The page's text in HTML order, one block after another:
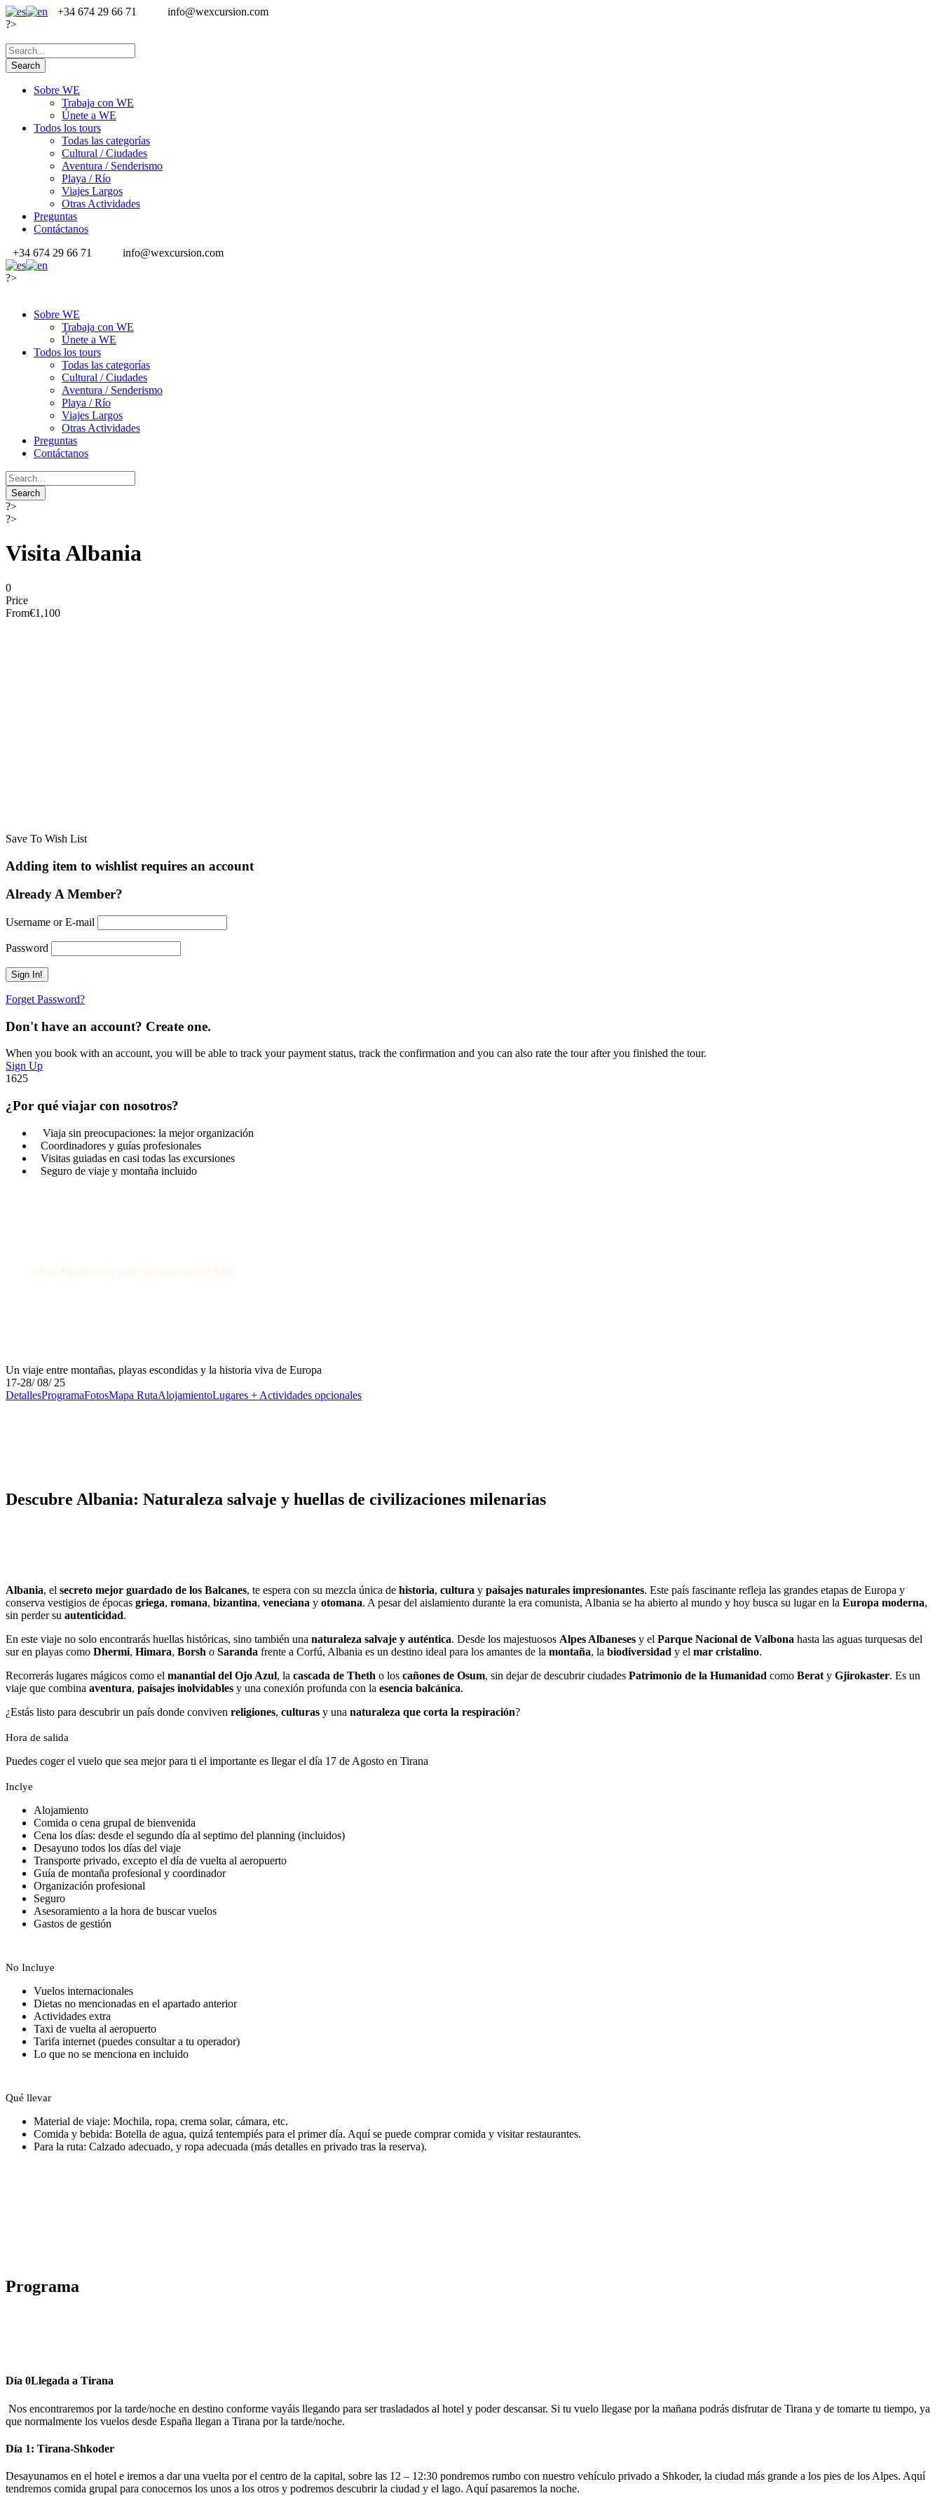
+34 674 29 66 71
info@wexcursion.com
?>
Sobre WE
Trabaja con WE
Únete a WE
Todos los tours
Todas las categorías
Cultural / Ciudades
Aventura / Senderismo
Playa / Río
Viajes Largos
Otras Actividades
Preguntas
Contáctanos
+34 674 29 66 71
info@wexcursion.com
?>
Sobre WE
Trabaja con WE
Únete a WE
Todos los tours
Todas las categorías
Cultural / Ciudades
Aventura / Senderismo
Playa / Río
Viajes Largos
Otras Actividades
Preguntas
Contáctanos
?>
?>
Visita Albania
0
Price
From€1,100
Save To Wish List
Adding item to wishlist requires an account
Already A Member?
Username or E-mail
Password
Forget Password?
Don't have an account? Create one.
When you book with an account, you will be able to track your payment status, track the confirmation and you can also rate the tour after you finished the tour.
Sign Up
1625
¿Por qué viajar con nosotros?
Viaja sin preocupaciones: la mejor organización
Coordinadores y guías profesionales
Visitas guiadas en casi todas las excursiones
Seguro de viaje y montaña incluido
Un viaje entre montañas, playas escondidas y la historia viva de Europa
17-28/ 08/ 25
DetallesProgramaFotosMapa RutaAlojamientoLugares + Actividades opcionales
Descubre Albania: Naturaleza salvaje y huellas de civilizaciones milenarias
Albania, el secreto mejor guardado de los Balcanes, te espera con su mezcla única de historia, cultura y paisajes naturales impresionantes. Este país fascinante refleja las grandes etapas de Europa y
conserva vestigios de épocas griega, romana, bizantina, veneciana y otomana. A pesar del aislamiento durante la era comunista, Albania se ha abierto al mundo y hoy busca su lugar en la Europa moderna,
sin perder su autenticidad.
En este viaje no solo encontrarás huellas históricas, sino también una naturaleza salvaje y auténtica. Desde los majestuosos Alpes Albaneses y el Parque Nacional de Valbona hasta las aguas turquesas del
sur en playas como Dhermi, Himara, Borsh o Saranda frente a Corfú, Albania es un destino ideal para los amantes de la montaña, la biodiversidad y el mar cristalino.
Recorrerás lugares mágicos como el manantial del Ojo Azul, la cascada de Theth o los cañones de Osum, sin dejar de descubrir ciudades Patrimonio de la Humanidad como Berat y Gjirokaster. Es un
viaje que combina aventura, paisajes inolvidables y una conexión profunda con la esencia balcánica.
¿Estás listo para descubrir un país donde conviven religiones, culturas y una naturaleza que corta la respiración?
Hora de salida
Puedes coger el vuelo que sea mejor para ti el importante es llegar el día 17 de Agosto en Tirana
Inclye
Alojamiento
Comida o cena grupal de bienvenida
Cena los días: desde el segundo día al septimo del planning (incluidos)
Desayuno todos los días del viaje
Transporte privado, excepto el día de vuelta al aeropuerto
Guía de montaña profesional y coordinador
Organización profesional
Seguro
Asesoramiento a la hora de buscar vuelos
Gastos de gestión
No Incluye
Vuelos internacionales
Dietas no mencionadas en el apartado anterior
Actividades extra
Taxi de vuelta al aeropuerto
Tarifa internet (puedes consultar a tu operador)
Lo que no se menciona en incluido
Qué llevar
Material de viaje: Mochila, ropa, crema solar, cámara, etc.
Comida y bebida: Botella de agua, quizá tentempiés para el primer día. Aquí se puede comprar comida y visitar restaurantes.
Para la ruta: Calzado adecuado, y ropa adecuada (más detalles en privado tras la reserva).
Programa
Día 0Llegada a Tirana
Nos encontraremos por la tarde/noche en destino conforme vayáis llegando para ser trasladados al hotel y poder descansar. Si tu vuelo llegase por la mañana podrás disfrutar de Tirana y de tomarte tu tiempo, ya
que normalmente los vuelos desde España llegan a Tirana por la tarde/noche.
Día 1: Tirana-Shkoder
Desayunamos en el hotel e iremos a dar una vuelta por el centro de la capital, sobre las 12 – 12:30 pondremos rumbo con nuestro vehículo privado a Shkoder, la ciudad más grande a los pies de los Alpes. Aquí
tendremos comida grupal para conocernos los unos a los otros y podremos descubrir la ciudad y el lago. Aquí pasaremos la noche.